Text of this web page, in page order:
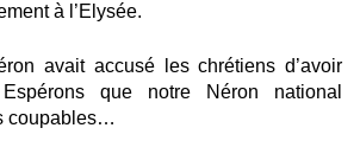
à l’Elysée.
avait accusé les chrétiens d’avoir
que notre Néron national
coupables…